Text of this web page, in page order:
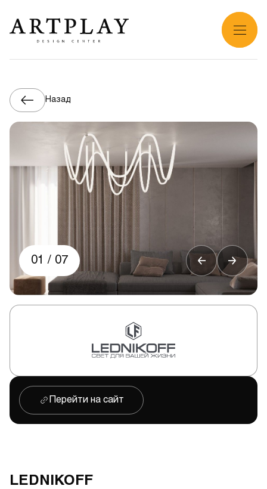
Назад
01 / 07
Перейти на сайт
LEDNIKOFF